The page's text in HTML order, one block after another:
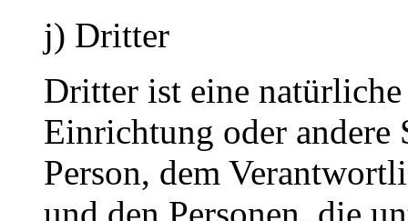
j) Dritter
Dritter ist eine
Einrichtung oder andere
Person, dem
und den Personen, die